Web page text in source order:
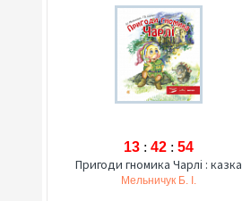
13 : 42 : 53
Пригоди гномика Чарлі : казка
Мельничук Б. І.